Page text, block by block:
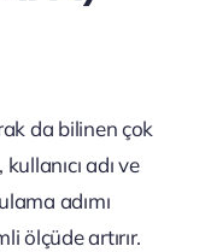
da bilinen çok
adı ve
adımı
ölçüde artırır.